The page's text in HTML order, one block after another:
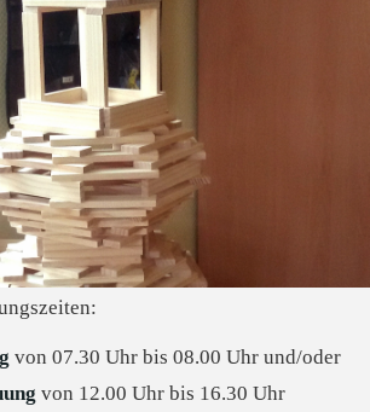
von 07.30 Uhr bis 08.00 Uhr und/oder
von 12.00 Uhr bis 16.30 Uhr